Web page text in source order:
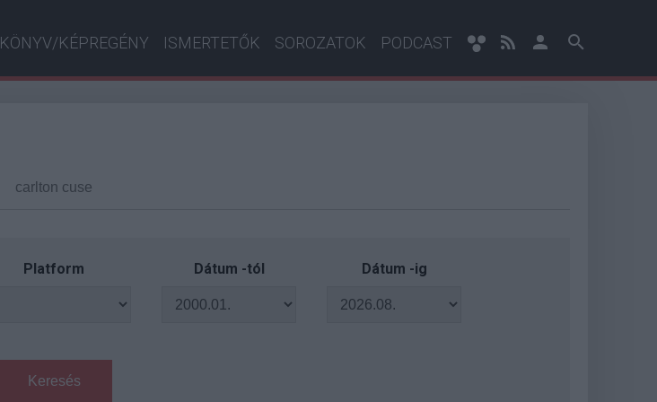
KÖNYV/KÉPREGÉNY ISMERTETŐK SOROZATOK PODCAST
Platform Dátum -tól Dátum -ig
Keresés